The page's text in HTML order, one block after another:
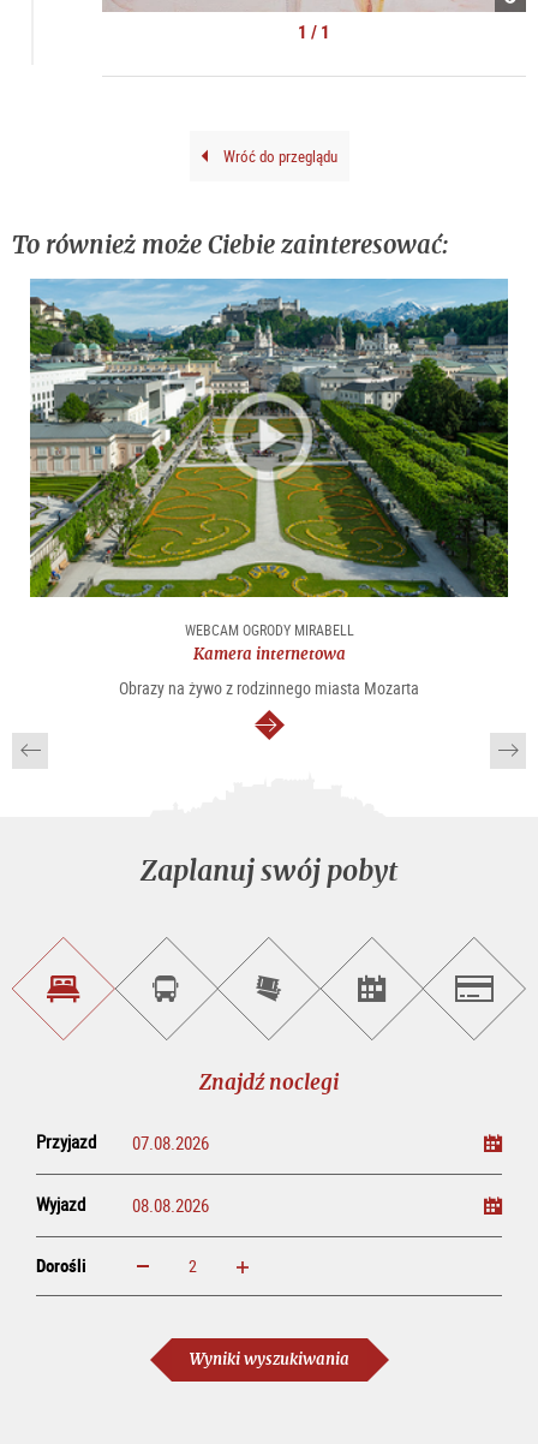
1 / 1
Wróć do przeglądu
To również może Ciebie zainteresować:
WEBCAM OGRODY MIRABELL
Kamera internetowa
Obrazy na żywo z rodzinnego miasta Mozarta
dalej
Zaplanuj swój pobyt
Znajdź
noclegi
Rezerwacja
wycieczek
Kup
bilety
on-
Szukaj
imprez
Znajdź noclegi
Przyjazd
Wyjazd
Dorośli powiększ zmniejsz
Wyniki wyszukiwania